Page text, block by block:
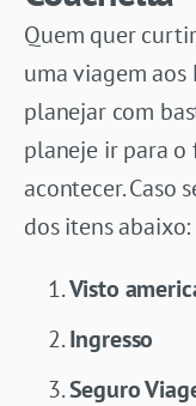
Quem quer
uma viagem aos
planejar com
planeje ir para o
acontecer. Caso
dos itens abaixo:
Visto
Ingresso
Seguro